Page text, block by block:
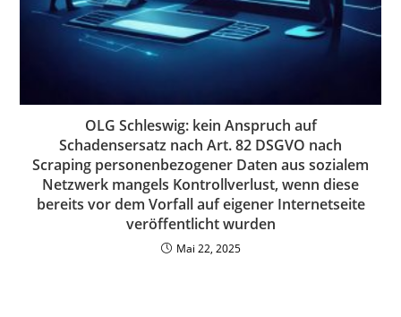
OLG Schleswig: kein Anspruch auf
Schadensersatz nach Art. 82 DSGVO nach
Scraping personenbezogener Daten aus sozialem
Netzwerk mangels Kontrollverlust, wenn diese
bereits vor dem Vorfall auf eigener Internetseite
veröffentlicht wurden
Mai 22, 2025